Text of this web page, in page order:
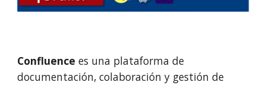
Confluencees una plataforma de
documentación, colaboración y gestión de